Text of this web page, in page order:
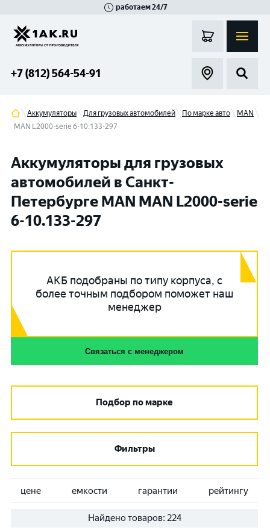
работаем 24/7
+7 (812) 564-54-91
Аккумуляторы Для грузовых автомобилей По марке авто
MAN
MAN L2000-serie 6-10.133-297
Аккумуляторы для грузовых
автомобилей в Санкт-
Петербурге MAN MAN L2000-serie
6-10.133-297
АКБ подобраны по типу корпуса, с
более точным подбором поможет наш
менеджер
Связаться с менеджером
Подбор по марке
Фильтры
цене емкости гарантии рейтингу
Найдено товаров: 224
Гатчина